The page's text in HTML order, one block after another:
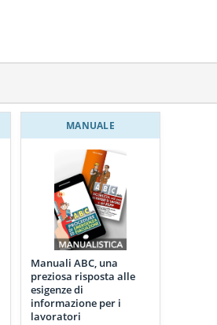
MANUALE
Manuali ABC, una
preziosa risposta alle
esigenze di
informazione per i
lavoratori